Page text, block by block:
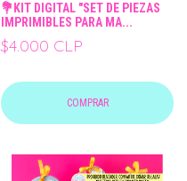
💐KIT DIGITAL "SET DE PIEZAS
IMPRIMIBLES PARA MA...
$4.000 CLP
COMPRAR